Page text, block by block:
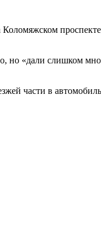
но «дали слишком
части в